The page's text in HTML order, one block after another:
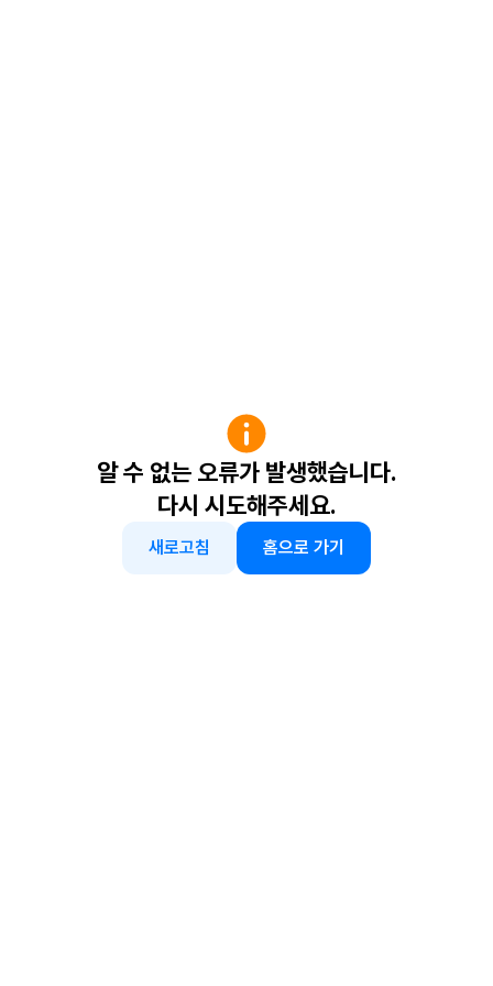
알 수 없는 오류가 발생했습니다.
다시 시도해주세요.
새로고침 홈으로 가기